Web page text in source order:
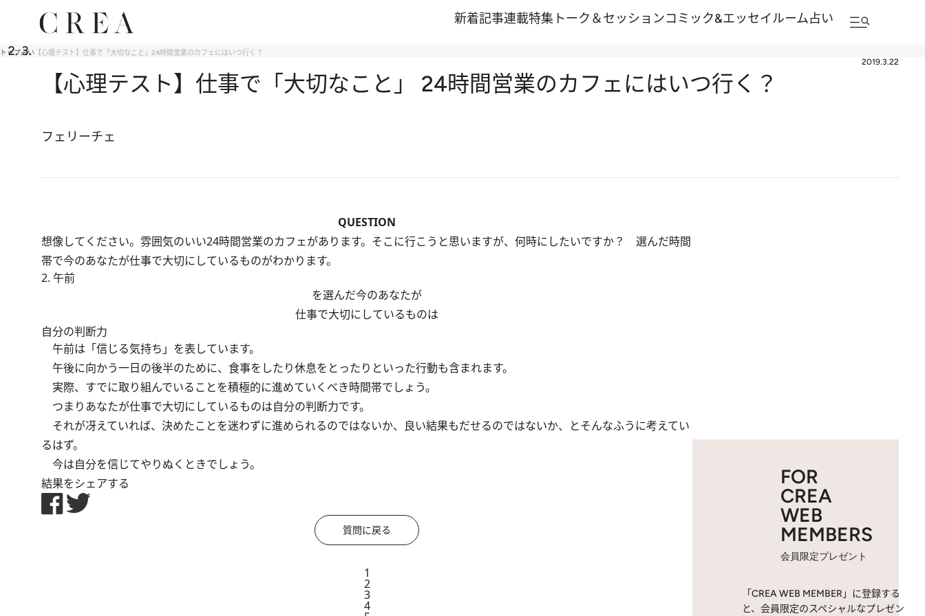
新着記事連載特集 トーク＆セッションコミック&エッセイルーム占い
トップ占い 【心理テスト】仕事で「大切なこと」24時間営業のカフェにはいつ行く？
2019.3.22
【心理テスト】仕事で「大切なこと」 24時間営業のカフェにはいつ行く？
フェリーチェ
QUESTION
想像してください。雰囲気のいい24時間営業のカフェがあります。そこに行こうと思いますが、何時にしたいですか？ 選んだ時間
帯で今のあなたが仕事で大切にしているものがわかります。
2. 午前
を選んだ今のあなたが
仕事で大切にしているものは
自分の判断力
午前は「信じる気持ち」を表しています。
午後に向かう一日の後半のために、食事をしたり休息をとったりといった行動も含まれます。
実際、すでに取り組んでいることを積極的に進めていくべき時間帯でしょう。
つまりあなたが仕事で大切にしているものは自分の判断力です。
それが冴えていれば、決めたことを迷わずに進められるのではないか、良い結果もだせるのではないか、とそんなふうに考えてい
るはず。
今は自分を信じてやりぬくときでしょう。
結果をシェアする
質問に戻る
1
2
3
4
FOR
CREA
WEB
MEMBERS
会員限定プレゼント
「CREA WEB MEMBER」に登録する
と、会員限定のスペシャルなプレゼン